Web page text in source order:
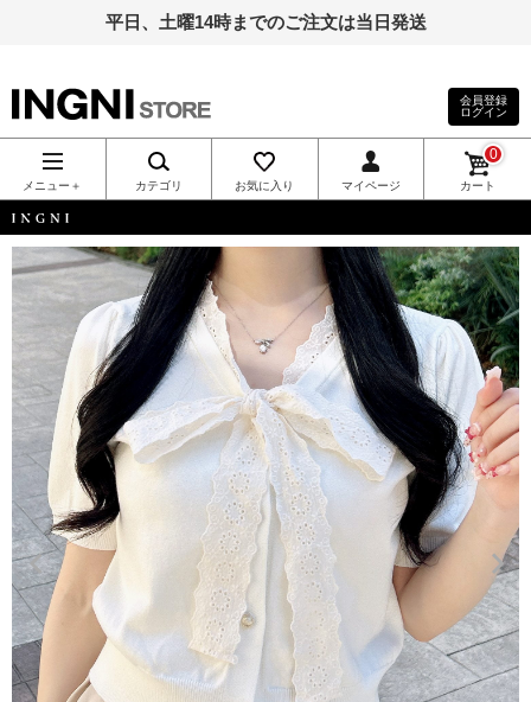
平日、土曜14時までのご注文は当日発送
INGNI（イン
グ）公式通
販｜INGNI
STORE
会員登録
ログイン
メニュー＋ カテゴリ お気に入り マイページ カート
0
INGNI